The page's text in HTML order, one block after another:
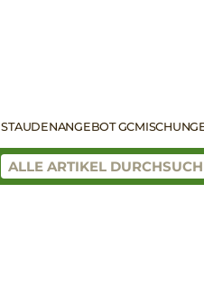
STAUDENANGEBOT GC